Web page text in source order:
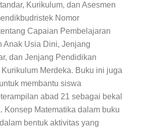
Kurikulum, dan Asesmen
Nomor
Capaian Pembelajaran
Anak Usia Dini, Jenjang
dan Jenjang Pendidikan
Merdeka. Buku ini juga
membantu siswa
abad 21 sebagai bekal
Konsep Matematika dalam buku
bentuk aktivitas yang